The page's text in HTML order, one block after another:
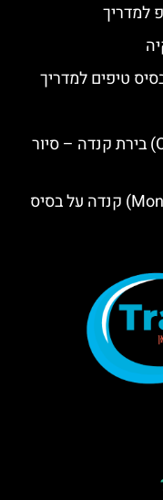
למדריך
טיפים למדריך
סיורים חינמיים באוטוואה (Ottawa) בירת קנדה – סיור
סיורים חינמיים במונטריאול (Montreal) קנדה על בסיס